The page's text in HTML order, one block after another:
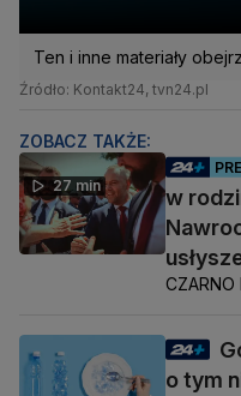
Ten i inne materiały
Źródło: Kontakt24, tvn24.pl
ZOBACZ TAKŻE:
27 min
w
CZARNO
o tym